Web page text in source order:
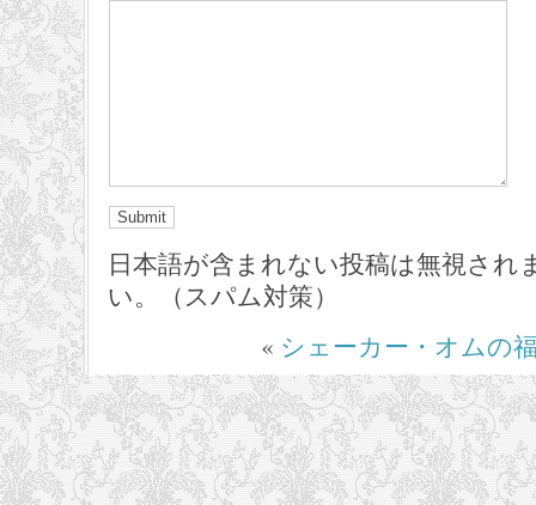
日本語が含まれない投稿は無視され
い。（スパム対策）
« シェーカー・オムの